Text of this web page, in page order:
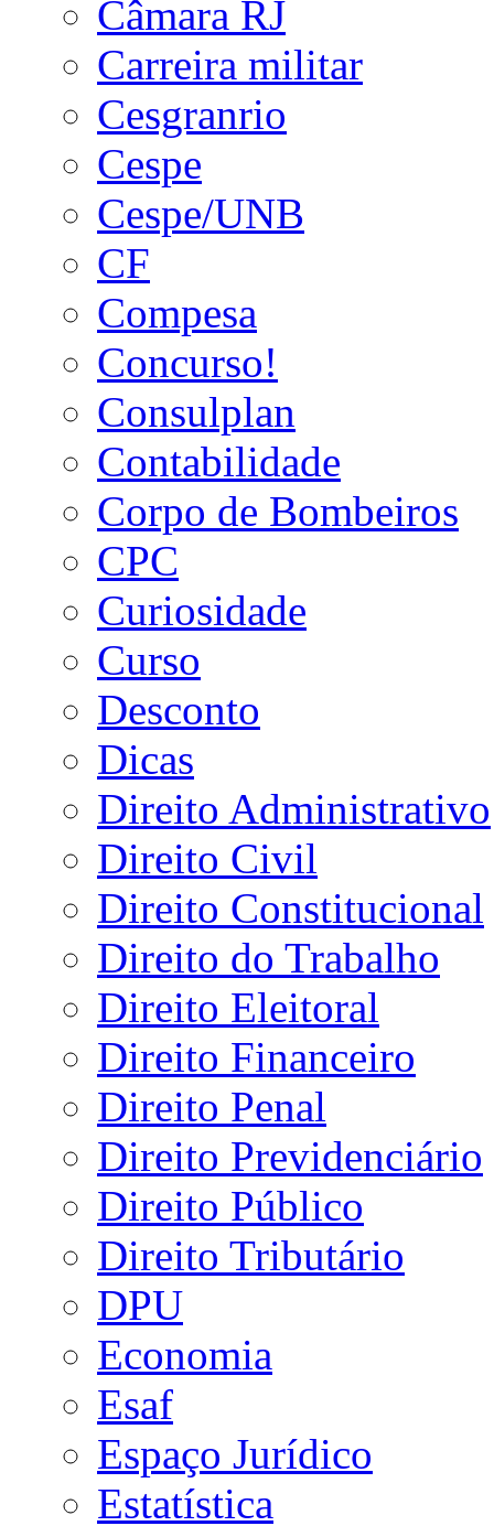
Câmara RJ
Carreira militar
Cesgranrio
Cespe
Cespe/UNB
CF
Compesa
Concurso!
Consulplan
Contabilidade
Corpo de Bombeiros
CPC
Curiosidade
Curso
Desconto
Dicas
Direito Administrativo
Direito Civil
Direito Constitucional
Direito do Trabalho
Direito Eleitoral
Direito Financeiro
Direito Penal
Direito Previdenciário
Direito Público
Direito Tributário
DPU
Economia
Esaf
Espaço Jurídico
Estatística